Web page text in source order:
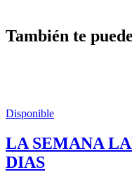
También te
Disponible
LA SEMANA
DIAS